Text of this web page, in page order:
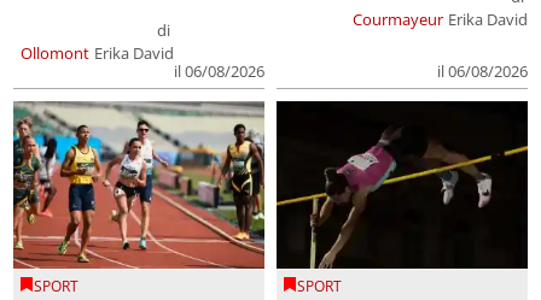
Ollomont
di
Erika David
il 06/08/2026
Courmayeur Erika David
il 06/08/2026
SPORT SPORT